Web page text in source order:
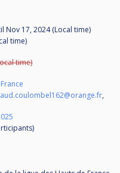
Nov 17, 2024 (Local time)
time)
time)
,
)